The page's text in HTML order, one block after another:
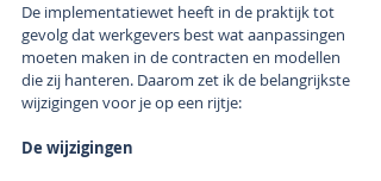
De implementatiewet heeft in de praktijk tot
gevolg dat werkgevers best wat aanpassingen
moeten maken in de contracten en modellen
die zij hanteren. Daarom zet ik de belangrijkste
wijzigingen voor je op een rijtje:
De wijzigingen